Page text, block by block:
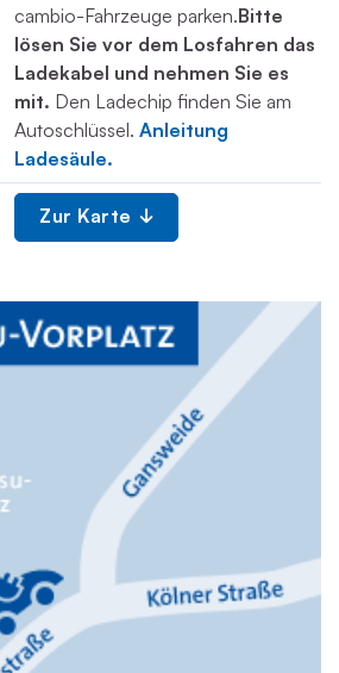
cambio-Fahrzeuge parken.Bitte
lösen Sie vor dem Losfahren das
Ladekabel und nehmen Sie es
mit. Den Ladechip finden Sie am
Autoschlüssel. Anleitung
Ladesäule.
Zur Karte